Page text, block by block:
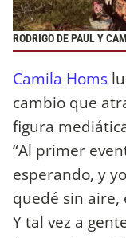
RODRIGO DE PAUL Y
Camila Homs
cambio que
figura
“Al primer
esperando, y
quedé sin aire,
Y tal vez a